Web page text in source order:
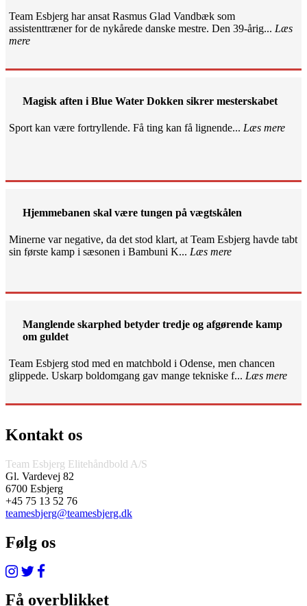
Team Esbjerg har ansat Rasmus Glad Vandbæk som
assistenttræner for de nykårede danske mestre. Den 39-årig... Læs
mere
Magisk aften i Blue Water Dokken sikrer mesterskabet
Sport kan være fortryllende. Få ting kan få lignende... Læs mere
Hjemmebanen skal være tungen på vægtskålen
Minerne var negative, da det stod klart, at Team Esbjerg havde tabt
sin første kamp i sæsonen i Bambuni K... Læs mere
Manglende skarphed betyder tredje og afgørende kamp
om guldet
Team Esbjerg stod med en matchbold i Odense, men chancen
glippede. Uskarp boldomgang gav mange tekniske f... Læs mere
Kontakt os
Team Esbjerg Elitehåndbold A/S
Gl. Vardevej 82
6700 Esbjerg
+45 75 13 52 76
teamesbjerg@teamesbjerg.dk
Følg os
Få overblikket